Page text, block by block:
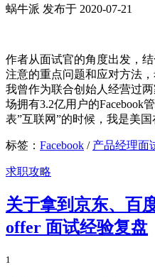
蜗牛派 发布于 2020-07-21
作者从面试官的角度出发，
注意的重点问题和应对方法
我曾作为联合创始人经营过
场拥有3.2亿用户的Facebook
表”互联网”的时候，我是美
标签： Facebook / 产品经理面
求职攻略
关于拿到京东、百
offer 面试经验复盘
1